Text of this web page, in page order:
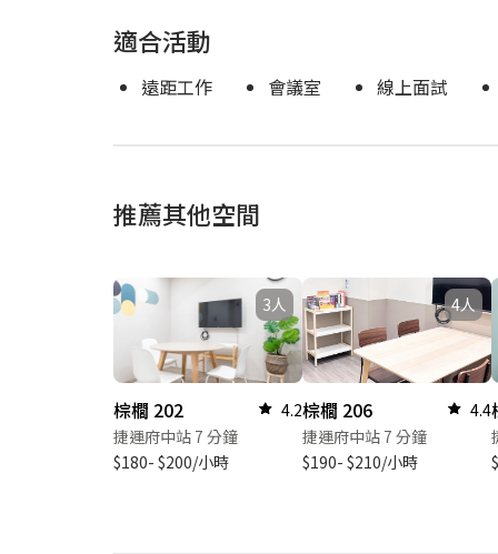
適合活動
遠距工作 會議室 線上面試
推薦其他空間
3人
棕櫚 202
4.2
捷運府中站 7 分鐘
$180- $200/小時
4人
棕櫚 206
4.4
捷運府中站 7 分鐘
$190- $210/小時